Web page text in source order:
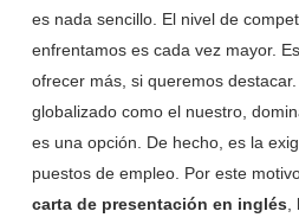
es nada sencillo. El nivel de
enfrentamos es cada vez mayor.
ofrecer más, si queremos
globalizado como el nuestro,
es una opción. De hecho, es la
puestos de empleo. Por este
carta de presentación en inglés